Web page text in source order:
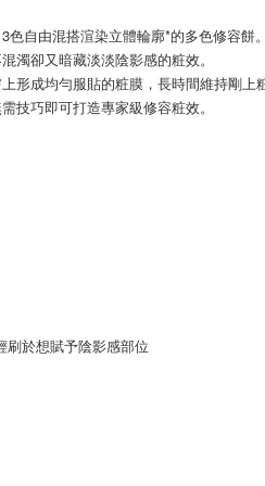
自由混搭渲染立體輪廓*的多色修容餅。
濁卻又暗藏淡淡陰影感的粧效。
形成均勻服貼的粧膜，長時間維持剛上
技巧即可打造專家級修容粧效。
刷於想賦予陰影感部位